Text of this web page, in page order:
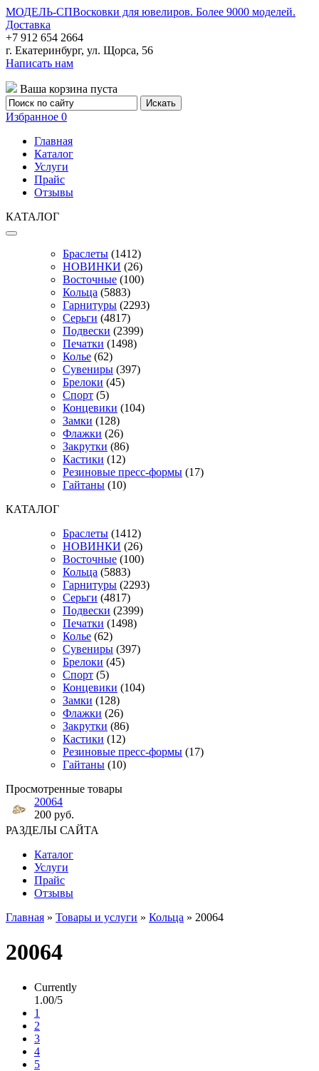
МОДЕЛЬ-СПВосковки для ювелиров. Более 9000 моделей.
Доставка
+7 912 654 2664
г. Екатеринбург, ул. Щорса, 56
Написать нам
Ваша корзина пуста
Избранное 0
Главная
Каталог
Услуги
Прайс
Отзывы
КАТАЛОГ
Браслеты (1412)
НОВИНКИ (26)
Восточные (100)
Кольца (5883)
Гарнитуры (2293)
Серьги (4817)
Подвески (2399)
Печатки (1498)
Колье (62)
Сувениры (397)
Брелоки (45)
Спорт (5)
Концевики (104)
Замки (128)
Флажки (26)
Закрутки (86)
Кастики (12)
Резиновые пресс-формы (17)
Гайтаны (10)
КАТАЛОГ
Браслеты (1412)
НОВИНКИ (26)
Восточные (100)
Кольца (5883)
Гарнитуры (2293)
Серьги (4817)
Подвески (2399)
Печатки (1498)
Колье (62)
Сувениры (397)
Брелоки (45)
Спорт (5)
Концевики (104)
Замки (128)
Флажки (26)
Закрутки (86)
Кастики (12)
Резиновые пресс-формы (17)
Гайтаны (10)
Просмотренные товары
20064
200 руб.
РАЗДЕЛЫ САЙТА
Каталог
Услуги
Прайс
Отзывы
Главная » Товары и услуги » Кольца » 20064
20064
Currently
1.00/5
1
2
3
4
5